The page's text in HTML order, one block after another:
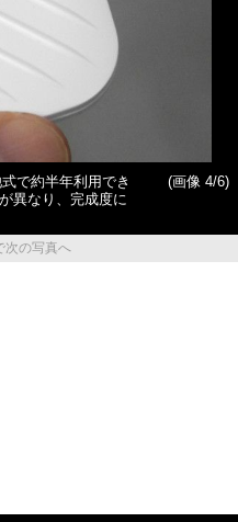
で約半年利用でき
異なり、完成度に
(画像 4/6)
次の写真へ